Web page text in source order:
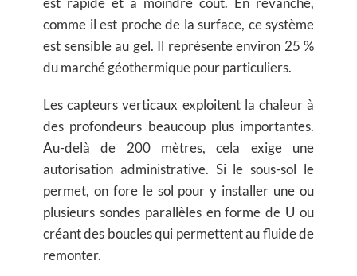
comme il est proche de la surface, ce système
est sensible au gel. Il représente environ 25 %
du marché géothermique pour particuliers.
Les capteurs verticaux exploitent la chaleur à
des profondeurs beaucoup plus importantes.
Au-delà de 200 mètres, cela exige une
autorisation administrative. Si le sous-sol le
permet, on fore le sol pour y installer une ou
plusieurs sondes parallèles en forme de U ou
créant des boucles qui permettent au fluide de
remonter.